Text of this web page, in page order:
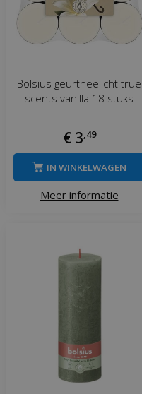
Bolsius geurtheelicht true
scents vanilla 18 stuks
€ 3 49
Meer informatie
IN WINKELWAGEN